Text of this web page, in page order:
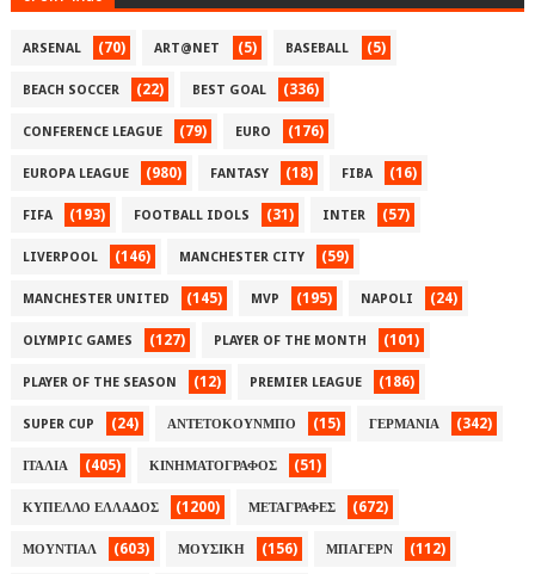
ARSENAL (70) ART@NET (5) BASEBALL (5)
BEACH SOCCER (22) BEST GOAL (336)
CONFERENCE LEAGUE (79) EURO (176)
EUROPA LEAGUE (980) FANTASY (18) FIBA (16)
FIFA (193) FOOTBALL IDOLS (31) INTER (57)
LIVERPOOL (146) MANCHESTER CITY (59)
MANCHESTER UNITED (145) MVP (195) NAPOLI (24)
OLYMPIC GAMES (127) PLAYER OF THE MONTH (101)
PLAYER OF THE SEASON (12) PREMIER LEAGUE (186)
SUPER CUP (24) ΑΝΤΕΤΟΚΟΥΝΜΠΟ (15) ΓΕΡΜΑΝΙΑ (342)
ΙΤΑΛΙΑ (405) ΚΙΝΗΜΑΤΟΓΡΑΦΟΣ (51)
ΚΥΠΕΛΛΟ ΕΛΛΑΔΟΣ (1200) ΜΕΤΑΓΡΑΦΕΣ (672)
ΜΟΥΝΤΙΑΛ (603) ΜΟΥΣΙΚΗ (156) ΜΠΑΓΕΡΝ (112)